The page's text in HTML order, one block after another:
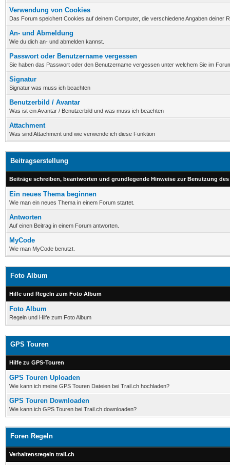
Verwendung von Cookies
Das Forum speichert Cookies auf deinem Computer, die verschiedene Angaben deiner
An- und Abmeldung
Wie du dich an- und abmelden kannst.
Passwort oder Benutzername vergessen
Sie haben das Passwort oder den Benutzername vergessen unter welchem Sie im
Signatur
Signatur was muss ich beachten
Benutzerbild / Avantar
Was ist ein Avantar / Benutzerbild und was muss ich beachten
Attachment
Was sind Attachment und wie verwende ich diese Funktion
Beitragserstellung
Beiträge schreiben, beantworten und grundlegende Hinweise zur Benutzung
Ein neues Thema beginnen
Wie man ein neues Thema in einem Forum startet.
Antworten
Auf einen Beitrag in einem Forum antworten.
MyCode
Wie man MyCode benutzt.
Foto Album
Hilfe und Regeln zum Foto Album
Foto Album
Regeln und Hilfe zum Foto Album
GPS Touren
Hilfe zu GPS-Touren
GPS Touren Uploaden
Wie kann ich meine GPS Touren Dateien bei Trail.ch hochladen?
GPS Touren Downloaden
Wie kann ich GPS Touren bei Trail.ch downloaden?
Foren Regeln
Verhaltensregeln trail.ch